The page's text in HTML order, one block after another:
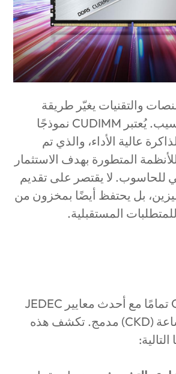
والتقنيات يغيّر طريقة
يُعتبر CUDIMM نموذجًا
عالية الأداء، والذي تم
المتطورة بهدف الاستثمار
للحاسوب. لا يقتصر على تقديم
بل يحتفظ أيضًا بمخزون من
المستقبلية.
تمامًا مع أحدث معايير JEDEC
(
CKD) مدمج. تكشف هذه